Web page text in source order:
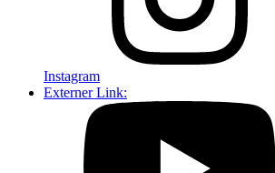
Instagram
Externer Link: